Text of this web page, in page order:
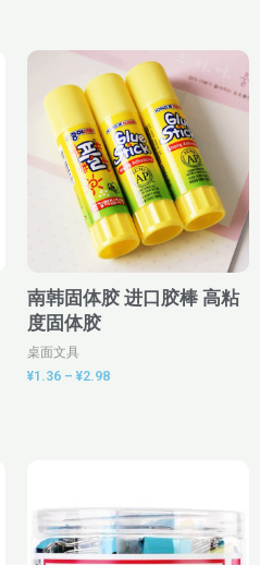
南韩固体胶 进口胶棒 高粘
度固体胶
桌面文具
¥1.36 – ¥2.98
格
范
围：
¥1.36
至
¥2.98
围：
¥5.72
至